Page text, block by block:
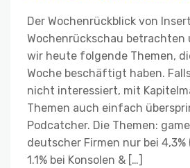
Der Wochenrückblick von
Wochenrückschau betrachten
wir heute folgende Themen,
Woche beschäftigt haben.
nicht interessiert, mit
Themen auch einfach
Podcatcher. Die Themen:
deutscher Firmen nur bei 4,3%
1.1% bei Konsolen & […]